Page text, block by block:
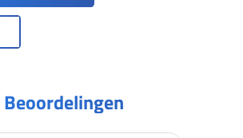
Beoordelingen